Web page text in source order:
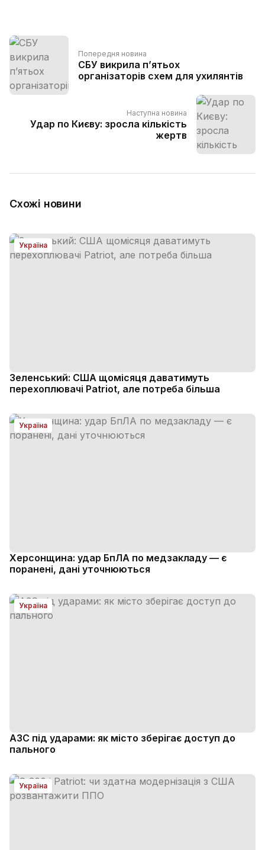
Попередня новина
СБУ викрила п’ятьох
організаторів схем для ухилянтів
Наступна новина
Удар по Києву: зросла кількість
жертв
Схожі новини
Україна
Зеленський: США щомісяця даватимуть
перехоплювачі Patriot, але потреба більша
Україна
Херсонщина: удар БпЛА по медзакладу — є
поранені, дані уточнюються
Україна
АЗС під ударами: як місто зберігає доступ до
пального
Україна